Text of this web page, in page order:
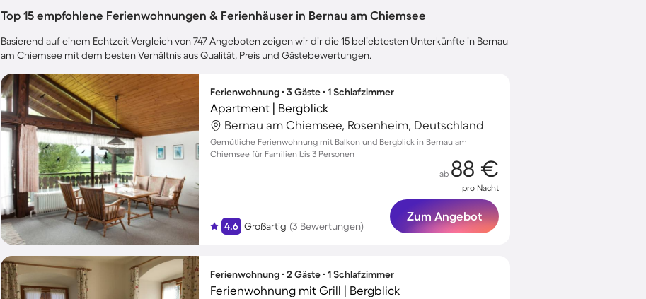
Top 15 empfohlene Ferienwohnungen & Ferienhäuser in Bernau am Chiemsee
Basierend auf einem Echtzeit-Vergleich von 747 Angeboten zeigen wir dir die 15 beliebtesten Unterkünfte in Bernau
am Chiemsee mit dem besten Verhältnis aus Qualität, Preis und Gästebewertungen.
Ferienwohnung ∙ 3 Gäste ∙ 1 Schlafzimmer
Apartment | Bergblick
Bernau am Chiemsee, Rosenheim, Deutschland
Gemütliche Ferienwohnung mit Balkon und Bergblick in Bernau am
Chiemsee für Familien bis 3 Personen
4.6 Großartig (3 Bewertungen)
ab 88 €
pro Nacht
Zum Angebot
Ferienwohnung ∙ 2 Gäste ∙ 1 Schlafzimmer
Ferienwohnung mit Grill | Bergblick